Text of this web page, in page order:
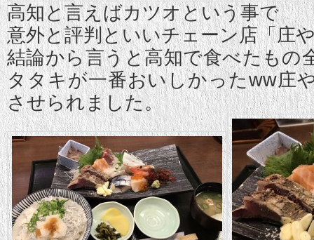
高知と言えばカツオという事で
意外と評判といいチェーン店「庄
結論から言うと高知で食べたもの
タタキが一番おいしかったww庄
させられました。